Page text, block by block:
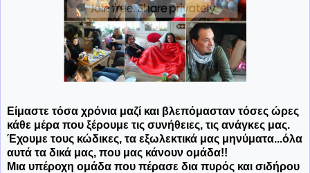
Είμαστε τόσα χρόνια μαζί και βλεπόμασταν τόσες ώρες
κάθε μέρα που ξέρουμε τις συνήθειες, τις ανάγκες μας.
Έχουμε τους κώδικες, τα εξωλεκτικά μας μηνύματα...όλα
αυτά τα δικά μας, που μας κάνουν ομάδα!!
Μια υπέροχη ομάδα που πέρασε δια πυρός και σιδήρου